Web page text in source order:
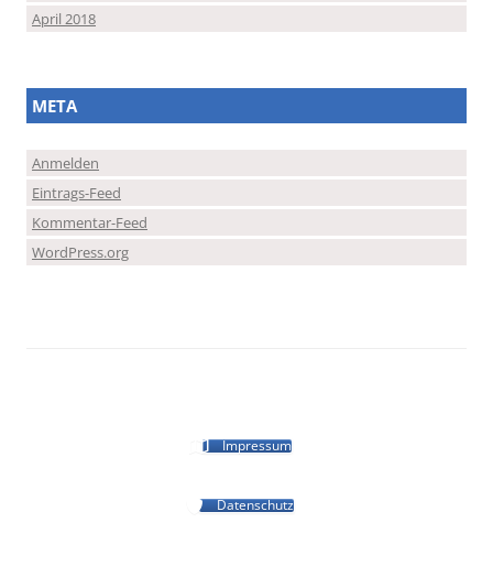
April 2018
META
Anmelden
Eintrags-Feed
Kommentar-Feed
WordPress.org
Impressum
Datenschutz